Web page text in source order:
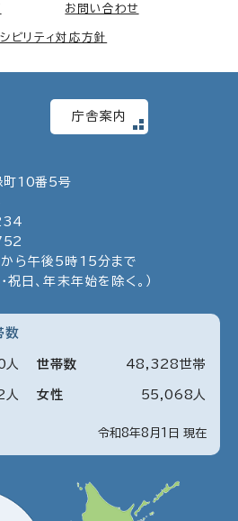
お問い合わせ
ビリティ対応方針
庁舎案内
町10番5号
ら午後5時15分まで
祝日、年末年始を除く。）
数
令和8年8月1日 現在
人
人 女性 55 068 人
世帯数 48 328世帯